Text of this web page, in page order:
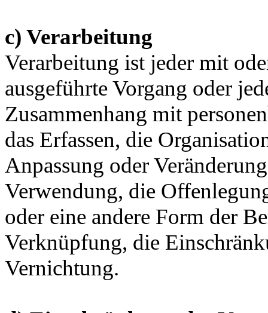
c) Verarbeitung
Verarbeitung ist jeder mit
ausgeführte Vorgang oder
Zusammenhang mit
das Erfassen, die
Anpassung oder
Verwendung, die
oder eine andere Form der
Verknüpfung, die
Vernichtung.